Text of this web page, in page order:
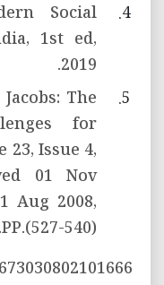
Social
1st ed,
2019.
The
for
23, Issue 4,
01 Nov
Aug 2008,
PP.(527-540).